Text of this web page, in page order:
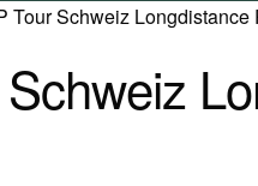
Tour Schweiz Longdistance